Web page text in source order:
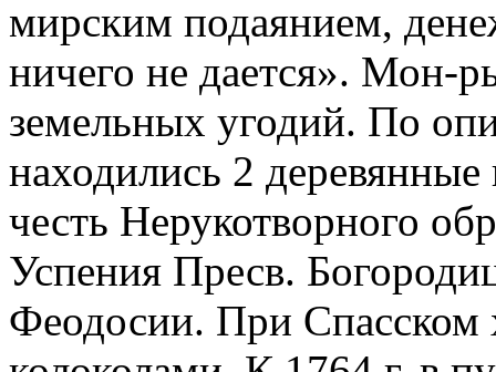
мирским подаянием,
ничего не дается». Мон-
земельных угодий. По
находились 2
честь Нерукотворного
Успения Пресв.
Феодосии. При Спасском